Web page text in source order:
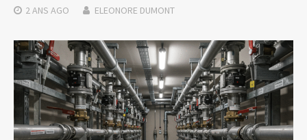
2 ANS AGO ELEONORE DUMONT